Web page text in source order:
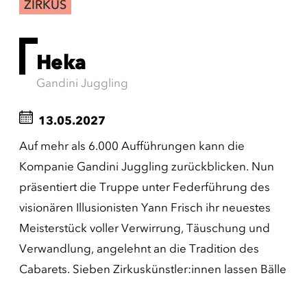
ZIRKUS
Heka
Gandini Juggling
13.05.2027
Auf mehr als 6.000 Aufführungen kann die
Kompanie Gandini Juggling zurückblicken. Nun
präsentiert die Truppe unter Federführung des
visionären Illusionisten Yann Frisch ihr neuestes
Meisterstück voller Verwirrung, Täuschung und
Verwandlung, angelehnt an die Tradition des
Cabarets. Sieben Zirkuskünstler:innen lassen Bälle